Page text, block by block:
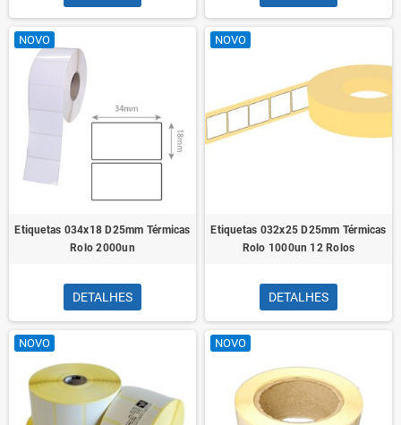
NOVO
Etiquetas 034x18 D25mm Térmicas
Rolo 2000un
DETALHES
NOVO
Etiquetas 032x25 D25mm Térmicas
Rolo 1000un 12 Rolos
DETALHES
NOVO NOVO